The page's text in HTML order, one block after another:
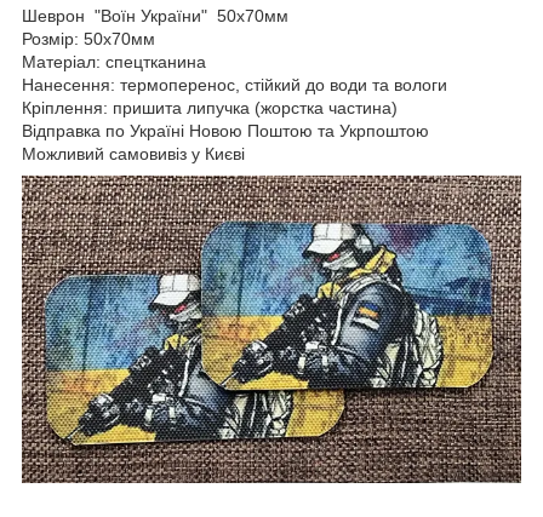
Шеврон "Воїн України" 50х70мм
Розмір: 50х70мм
Матеріал: спецтканина
Нанесення: термоперенос, стійкий до води та вологи
Кріплення: пришита липучка (жорстка частина)
Відправка по Україні Новою Поштою та Укрпоштою
Можливий самовивіз у Києві